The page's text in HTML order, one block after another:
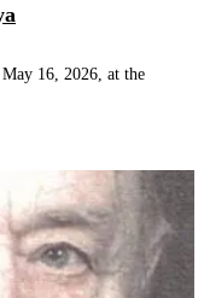
May 16, 2026, at the